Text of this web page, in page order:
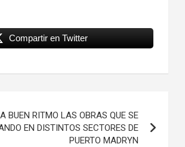
Compartir en Twitter
BUEN RITMO LAS OBRAS QUE SE
EN DISTINTOS SECTORES DE
PUERTO MADRYN